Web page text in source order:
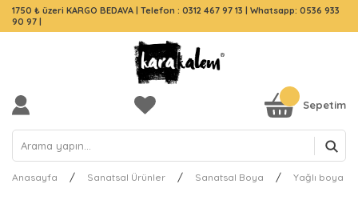
1750 ₺ üzeri KARGO BEDAVA | Telefon : 0312 467 97 13 | Whatsapp: 0536 933
90 97 |
Sepetim
Anasayfa Sanatsal Ürünler Sanatsal Boya Yağlı boya